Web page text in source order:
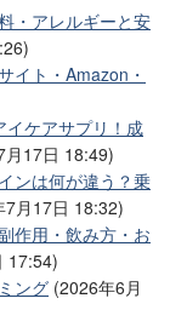
・アレルギーと安
イト・Amazon・
イケアサプリ！成
月17日 18:49)
ンは何が違う？乗
7月17日 18:32)
作用・飲み方・お
17:54)
ング (2026年6月